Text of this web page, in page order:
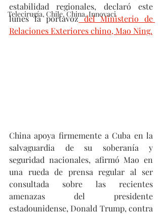
Telecirugía, Chile, China, Innovaci
estabilidad regionales, declaró este
lunes la portavoz del Ministerio de
Relaciones Exteriores chino, Mao Ning.
China apoya firmemente a Cuba en la
salvaguardia de su soberanía y
seguridad nacionales, afirmó Mao en
una rueda de prensa regular al ser
consultada sobre las recientes
amenazas del presidente
estadounidense, Donald Trump, contra